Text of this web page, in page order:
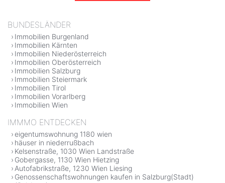
BUNDESLÄNDER
Immobilien Burgenland
Immobilien Kärnten
Immobilien Niederösterreich
Immobilien Oberösterreich
Immobilien Salzburg
Immobilien Steiermark
Immobilien Tirol
Immobilien Vorarlberg
Immobilien Wien
IMMMO ENTDECKEN
eigentumswohnung 1180 wien
häuser in niederrußbach
Kelsenstraße, 1030 Wien Landstraße
Gobergasse, 1130 Wien Hietzing
Autofabrikstraße, 1230 Wien Liesing
Genossenschaftswohnungen kaufen in Salzburg(Stadt)